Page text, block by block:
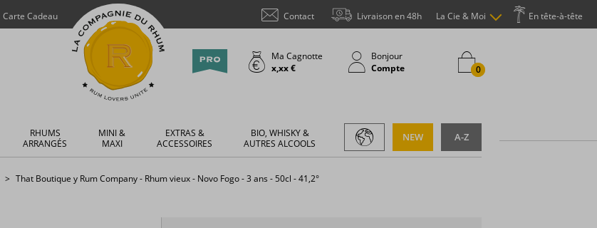
Carte Cadeau En tête-à-tête
La Cie & Moi
Livraison en 48h
Contact
Ma Cagnotte
x,xx €
Bonjour
Compte
0
RHUMS
ARRANGÉS
MINI &
MAXI
EXTRAS &
ACCESSOIRES
BIO, WHISKY &
AUTRES ALCOOLS
A-Z
NEW
That Boutique y Rum Company - Rhum vieux - Novo Fogo - 3 ans - 50cl - 41,2°